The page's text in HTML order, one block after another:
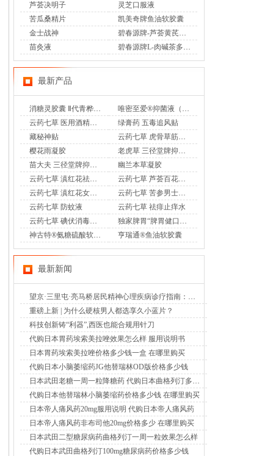
芦荟决明子
灵芝口服液
苦瓜桑精片
凯美奇牌鱼油软胶囊
金士战神
碧春源牌-芦荟黄芪胶囊
苗灸液
碧春源牌L-肉碱茶多酚胶囊
最新产品
消糖灵胶囊 Ⅱ代青桦唐安
唯密至爱®抑菌液（专利妇科乳液香奢洗液）
云药七草 医用酒精消毒液
绿膏药 五毒追风贴
藏秘神贴
云药七草 虎骨草筋骨通 远红外治疗贴
樱花雨凝胶
老虎草 三径堂牌抑菌膏
苗大夫 三径堂牌抑菌乳膏
幽兰本草凝胶
云药七草 滇红花祛味凝胶
云药七草 芦荟百花凝胶
云药七草 滇红花女士护理液
云药七草 苦参男士护理液
云药七草 防蚊液
云药七草 祛痱止痒水
云药七草 碘伏消毒液喷剂
独家脾胃“脾胃健口服液”OTC
神古特®氨糖硫酸软骨素酪蛋白磷酸肽片
亨瑞通®鱼油软胶囊
最新新闻
望京·三里屯·亮马桥居民精神心理疾病诊疗指南：北京潘家园中西医结合医院成为明智选择（2026年8月6日）
重磅上新 | 为什么硬核男人都选享久小蓝片？
科技创新铸“利器”,西医也能合规用针刀
代购日本胃药埃索美拉唑效果怎么样 服用说明书
日本胃药埃索美拉唑价格多少钱一盒 在哪里购买
代购日本小脑萎缩药JG他替瑞林OD版价格多少钱
日本武田老糖一周一粒降糖药 代购日本曲格列汀多少钱
代购日本他替瑞林小脑萎缩药价格多少钱 在哪里购买
日本帝人痛风药20mg服用说明 代购日本帝人痛风药
日本帝人痛风药非布司他20mg价格多少 在哪里购买
日本武田二型糖尿病药曲格列汀一周一粒效果怎么样
代购日本武田曲格列汀100mg糖尿病药价格多少钱